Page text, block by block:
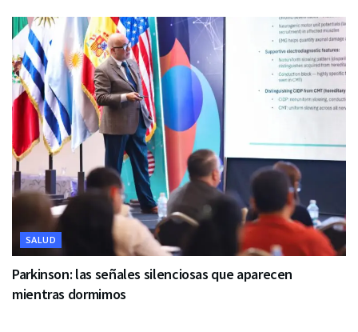
SALUD
Parkinson: las señales silenciosas que aparecen
mientras dormimos